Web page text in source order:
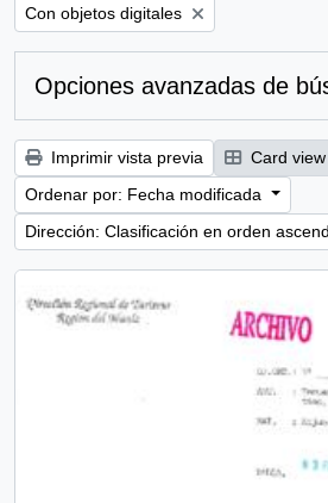
Remove filter:
Con objetos digitales
Opciones avanzadas de
Imprimir vista previa Card view
Ordenar por: Fecha modificada
Dirección: Clasificación en orden